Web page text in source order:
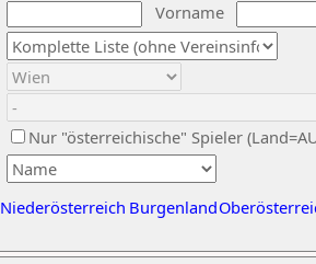
Vorname
Nur "österreichische" Spieler
Niederösterreich Burgenland